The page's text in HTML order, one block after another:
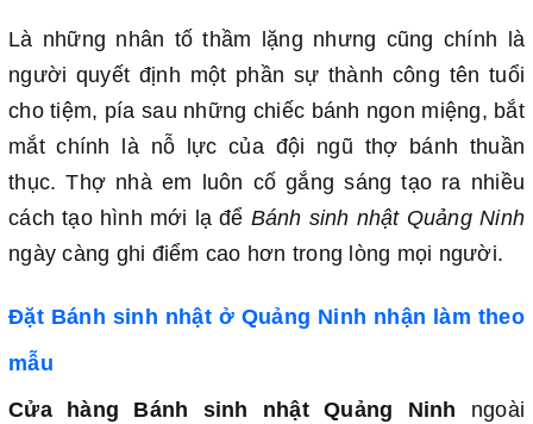
Là những nhân tố thầm lặng nhưng cũng chính là
người quyết định một phần sự thành công tên tuổi
cho tiệm, pía sau những chiếc bánh ngon miệng, bắt
mắt chính là nỗ lực của đội ngũ thợ bánh thuần
thục. Thợ nhà em luôn cố gắng sáng tạo ra nhiều
cách tạo hình mới lạ để Bánh sinh nhật Quảng Ninh
ngày càng ghi điểm cao hơn trong lòng mọi người.
Đặt Bánh sinh nhật ở Quảng Ninh nhận làm theo
mẫu
Cửa hàng Bánh sinh nhật Quảng Ninh ngoài